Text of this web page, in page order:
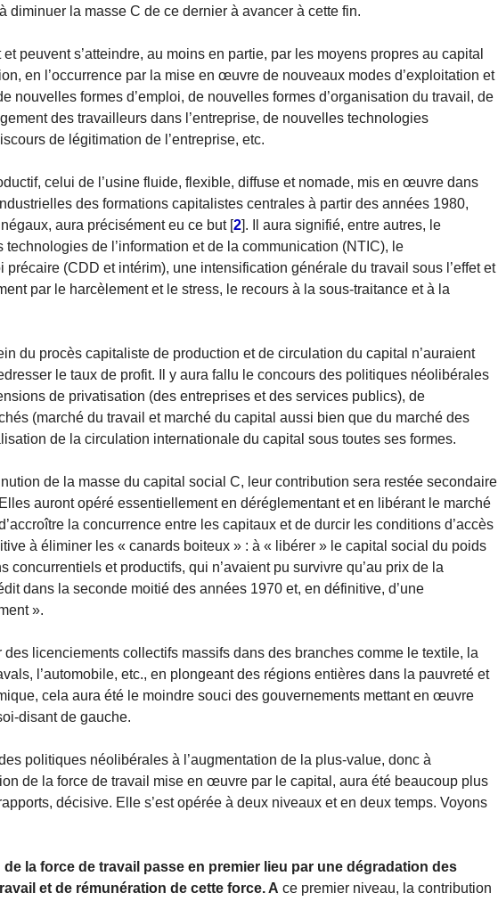
diminuer la masse C de ce dernier à avancer à cette fin.
peuvent s’atteindre, au moins en partie, par les moyens propres au capital
en l’occurrence par la mise en œuvre de nouveaux modes d’exploitation et
nouvelles formes d’emploi, de nouvelles formes d’organisation du travail, de
des travailleurs dans l’entreprise, de nouvelles technologies
de légitimation de l’entreprise, etc.
celui de l’usine fluide, flexible, diffuse et nomade, mis en œuvre dans
des formations capitalistes centrales à partir des années 1980,
aura précisément eu ce but[2]. Il aura signifié, entre autres, le
de l’information et de la communication (NTIC), le
précaire (CDD et intérim), une intensification générale du travail sous l’effet et
par le harcèlement et le stress, le recours à la sous-traitance et à la
du procès capitaliste de production et de circulation du capital n’auraient
le taux de profit. Il y aura fallu le concours des politiques néolibérales
de privatisation (des entreprises et des services publics), de
(marché du travail et marché du capital aussi bien que du marché des
de la circulation internationale du capital sous toutes ses formes.
de la masse du capital social C, leur contribution sera restée secondaire
auront opéré essentiellement en déréglementant et en libérant le marché
la concurrence entre les capitaux et de durcir les conditions d’accès
à éliminer les « canards boiteux » : à « libérer » le capital social du poids
concurrentiels et productifs, qui n’avaient pu survivre qu’au prix de la
dans la seconde moitié des années 1970 et, en définitive, d’une
».
licenciements collectifs massifs dans des branches comme le textile, la
l’automobile, etc., en plongeant des régions entières dans la pauvreté et
cela aura été le moindre souci des gouvernements mettant en œuvre
disant de gauche.
politiques néolibérales à l’augmentation de la plus-value, donc à
de la force de travail mise en œuvre par le capital, aura été beaucoup plus
décisive. Elle s’est opérée à deux niveaux et en deux temps. Voyons
de la force de travail passe en premier lieu par une dégradation des
et de rémunération de cette force. A ce premier niveau, la contribution